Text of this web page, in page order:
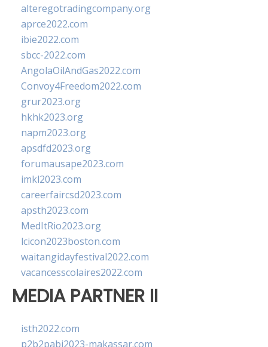
alteregotradingcompany.org
aprce2022.com
ibie2022.com
sbcc-2022.com
AngolaOilAndGas2022.com
Convoy4Freedom2022.com
grur2023.org
hkhk2023.org
napm2023.org
apsdfd2023.org
forumausape2023.com
imkl2023.com
careerfaircsd2023.com
apsth2023.com
MedItRio2023.org
lcicon2023boston.com
waitangidayfestival2022.com
vacancesscolaires2022.com
MEDIA PARTNER II
isth2022.com
p2b2pabi2023-makassar.com